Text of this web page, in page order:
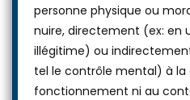
personne physique ou
nuire, directement (ex: en
illégitime) ou
tel le contrôle mental) à la
fonctionnement ni au